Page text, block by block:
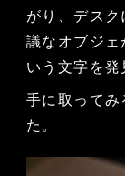
がり、デス
議なオブジェ
いう文字を発
手に取ってみ
た。